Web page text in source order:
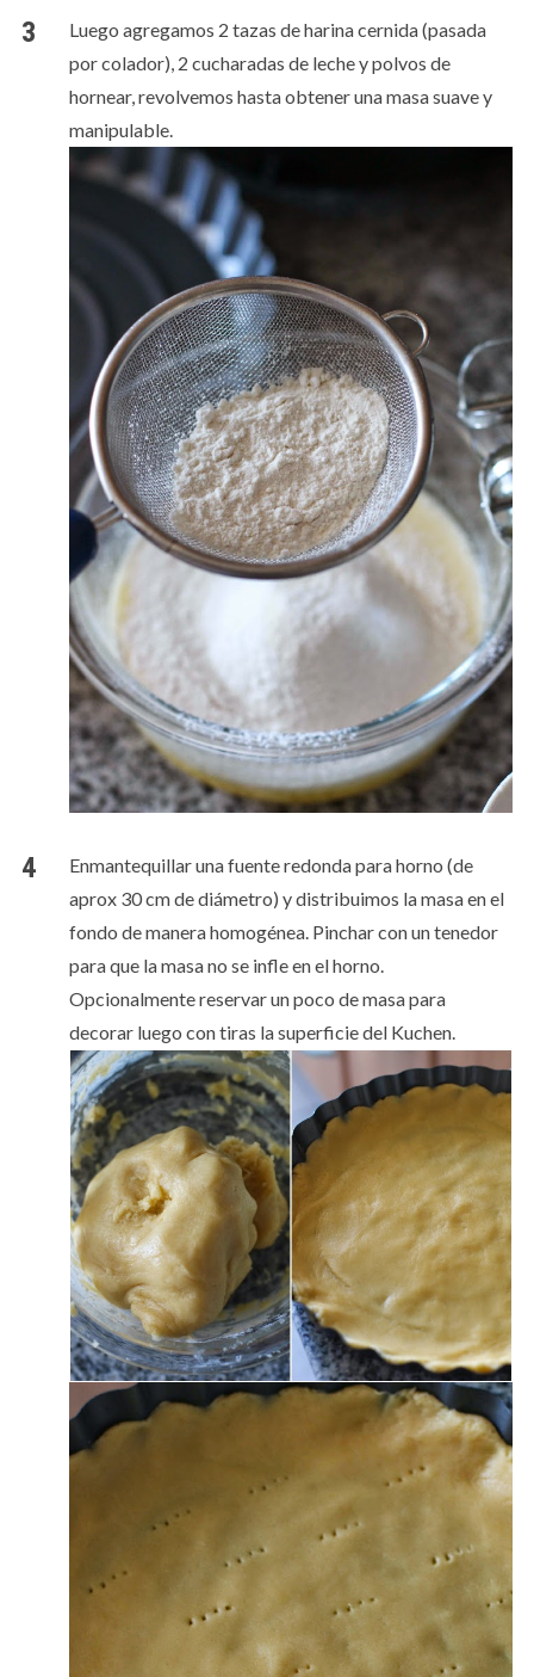
Luego agregamos 2 tazas de harina cernida (pasada
por colador), 2 cucharadas de leche y polvos de
hornear, revolvemos hasta obtener una masa suave y
manipulable.
Enmantequillar una fuente redonda para horno (de
aprox 30 cm de diámetro) y distribuimos la masa en el
fondo de manera homogénea. Pinchar con un tenedor
para que la masa no se infle en el horno.
Opcionalmente reservar un poco de masa para
decorar luego con tiras la superficie del Kuchen.